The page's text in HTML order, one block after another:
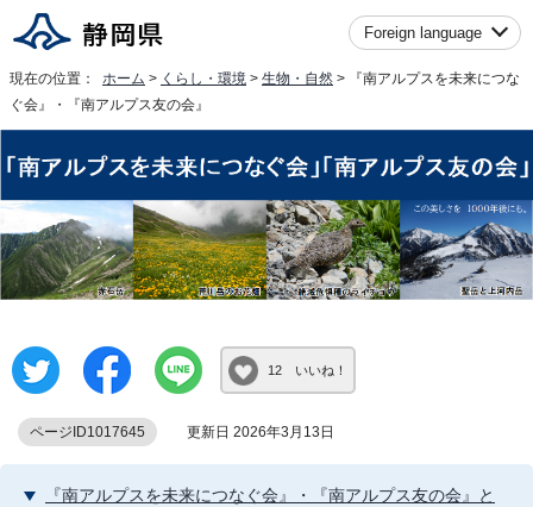
Foreign language
現在の位置： ホーム > くらし・環境 > 生物・自然 > 『南アルプスを未来につな
ぐ会』・『南アルプス友の会』
12 いいね！
ページID1017645 更新日 2026年3月13日
『南アルプスを未来につなぐ会』・『南アルプス友の会』と